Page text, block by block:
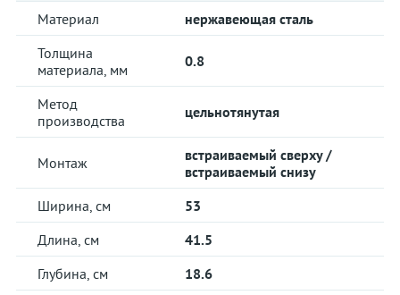
Материал
нержавеющая сталь
Толщина
материала, мм
0.8
Метод
производства
цельнотянутая
Монтаж
встраиваемый сверху /
встраиваемый снизу
Ширина, см
53
Длина, см
41.5
Глубина, см
18.6